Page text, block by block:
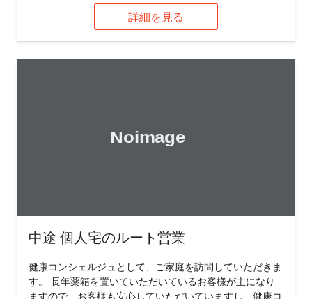
詳細を見る
中途 個人宅のルート営業
健康コンシェルジュとして、ご家庭を訪問していただきま
す。 長年薬箱を置いていただいているお客様が主になり
ますので、お客様も安心していただいていますし、健康コ